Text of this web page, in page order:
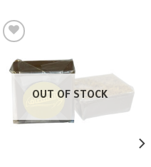
wishlist
OUT OF STOCK